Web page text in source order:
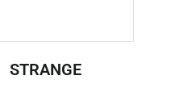
STRANGE